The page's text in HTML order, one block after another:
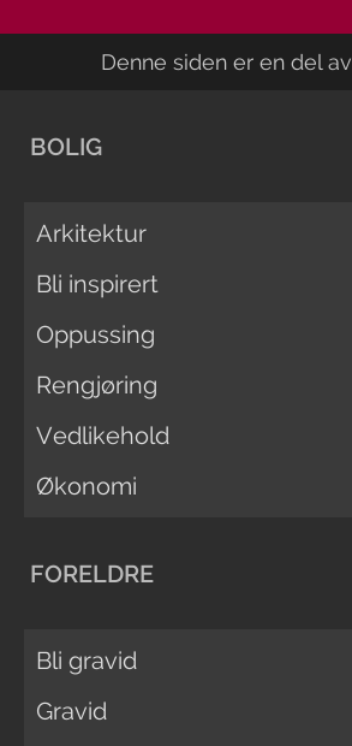
Denne siden er en del av
BOLIG
Arkitektur
Bli inspirert
Oppussing
Rengjøring
Vedlikehold
Økonomi
FORELDRE
Bli gravid
Gravid